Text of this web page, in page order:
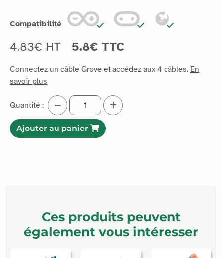
103020007
Compatibilité
4.83€ HT 5.8€ TTC
Connectez un câble Grove et accédez aux 4 câbles.
savoir plus
Quantité :
Ces produits peuvent
également vous intéresser